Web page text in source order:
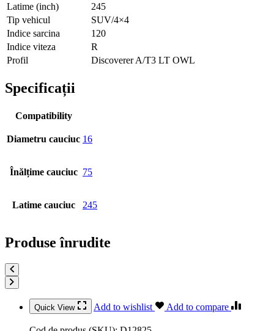
Latime (inch)
245
Tip vehicul
SUV/4×4
Indice sarcina
120
Indice viteza
R
Profil
Discoverer A/T3 LT OWL
Specificații
Compatibility
Diametru cauciuc 16
Înălțime cauciuc 75
Latime cauciuc 245
Produse înrudite
Quick View Add to wishlist Add to compare